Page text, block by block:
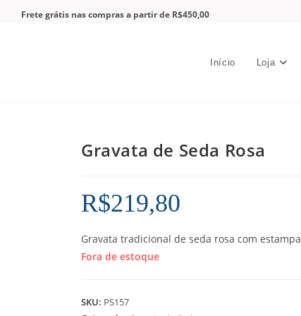
Frete grátis nas compras a partir de R$450,00
Início Loja
Gravata de Seda Rosa
R$219,80
Gravata tradicional de seda rosa com estampa
Fora de estoque
SKU: PS157